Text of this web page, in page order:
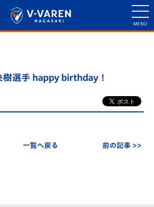
選手 happy birthday！
一覧へ戻る 前の記事 >>